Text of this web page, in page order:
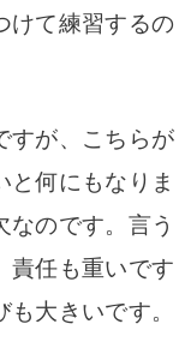
けて練習するの
すが、こちらが
と何にもなりま
なのです。言う
責任も重いです
大きいです。